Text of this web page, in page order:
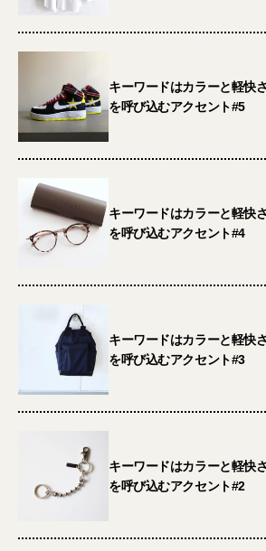
キーワードはカラーと軽快
を呼び込むアクセント#5
キーワードはカラーと軽快
を呼び込むアクセント#4
キーワードはカラーと軽快
を呼び込むアクセント#3
キーワードはカラーと軽快
を呼び込むアクセント#2